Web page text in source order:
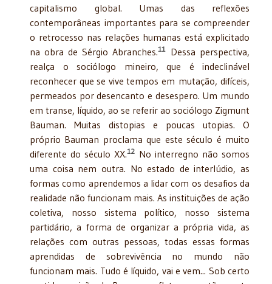
capitalismo global. Umas das reflexões
contemporâneas importantes para se compreender
o retrocesso nas relações humanas está explicitado
na obra de Sérgio Abranches.11Dessa perspectiva,
realça o sociólogo mineiro, que é indeclinável
reconhecer que se vive tempos em mutação, difíceis,
permeados por desencanto e desespero. Um mundo
em transe, líquido, ao se referir ao sociólogo Zigmunt
Bauman. Muitas distopias e poucas utopias. O
próprio Bauman proclama que este século é muito
diferente do século XX.12No interregno não somos
uma coisa nem outra. No estado de interlúdio, as
formas como aprendemos a lidar com os desafios da
realidade não funcionam mais. As instituições de ação
coletiva, nosso sistema político, nosso sistema
partidário, a forma de organizar a própria vida, as
relações com outras pessoas, todas essas formas
aprendidas de sobrevivência no mundo não
funcionam mais. Tudo é líquido, vai e vem... Sob certo